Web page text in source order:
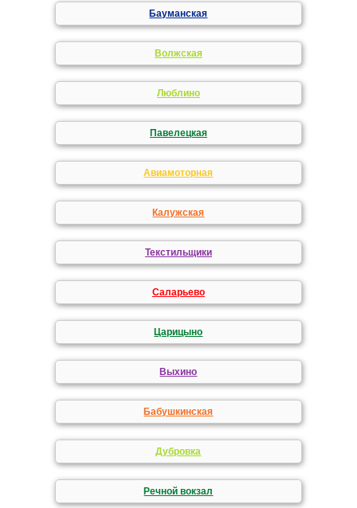
Бауманская
Волжская
Люблино
Павелецкая
Авиамоторная
Калужская
Текстильщики
Саларьево
Царицыно
Выхино
Бабушкинская
Дубровка
Речной вокзал